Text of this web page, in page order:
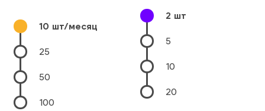
10 шт/месяц
25
50
100
2 шт
5
10
20